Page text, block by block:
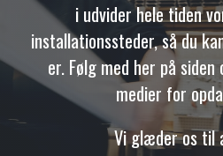
i udvider hele tiden
installationssteder, så du
er. Følg med her på
medier for
Vi glæder os til